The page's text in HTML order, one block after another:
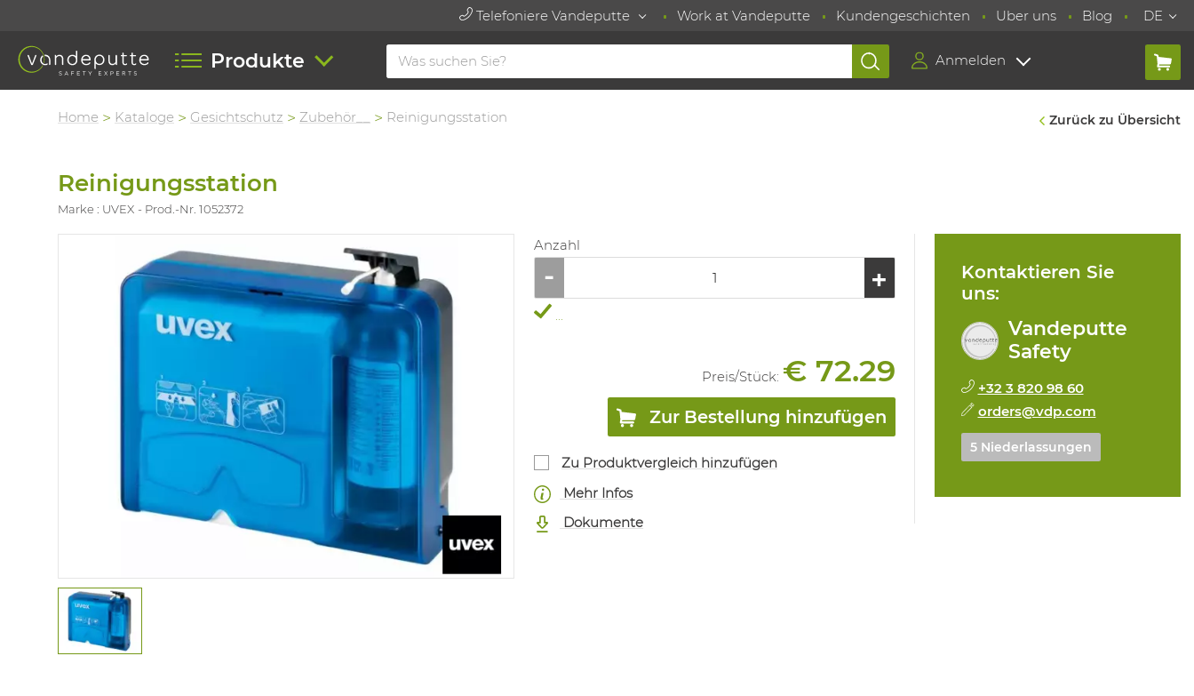
Telefoniere Vandeputte Work at Vandeputte Kundengeschichten Uber uns Blog DE
Produkte Anmelden
Home Kataloge Gesichtschutz Zubehör__ Reinigungsstation Zurück zu Übersicht
Reinigungsstation
Marke : UVEX Prod.-Nr. 1052372
Anzahl
...
Preis/Stück: € 72.29
Zur Bestellung hinzufügen
Zu Produktvergleich hinzufügen
Mehr Infos
Dokumente
Kontaktieren Sie
uns:
Vandeputte
Safety
+32 3 820 98 60
orders@vdp.com
5 Niederlassungen